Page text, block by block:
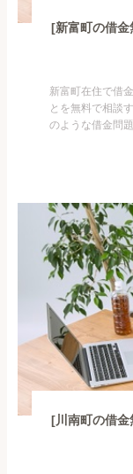
[新富町の借金
新富町在住で借
とを無料で相談
のような借金問
られたくない・
がありま...
[川南町の借金